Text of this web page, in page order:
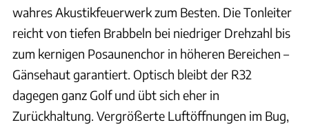
wahres Akustikfeuerwerk zum Besten. Die Tonleiter
reicht von tiefen Brabbeln bei niedriger Drehzahl bis
zum kernigen Posaunenchor in höheren Bereichen –
Gänsehaut garantiert. Optisch bleibt der R32
dagegen ganz Golf und übt sich eher in
Zurückhaltung. Vergrößerte Luftöffnungen im Bug,